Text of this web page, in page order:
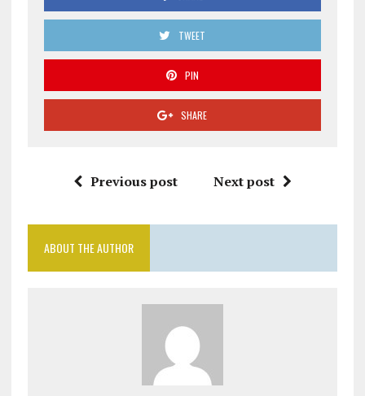
TWEET
PIN
SHARE
Previous post Next post
ABOUT THE AUTHOR